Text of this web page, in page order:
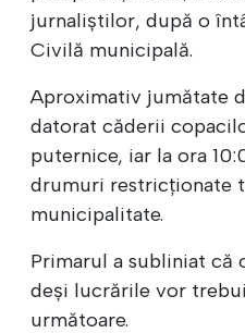
jurnaliștilor, după o
Civilă municipală.
Aproximativ jumătate
datorat căderii
puternice, iar la ora
drumuri restricționate
municipalitate.
Primarul a subliniat că
deși lucrările vor
următoare.